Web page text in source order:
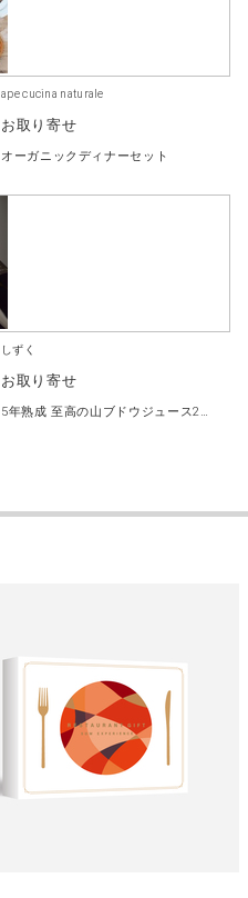
ape cucina naturale
お取り寄せ
オーガニックディナーセット
しずく
お取り寄せ
5年熟成 至高の山ブドウジュース2本セット